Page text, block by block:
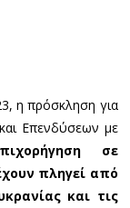
η πρόσκληση για
Επενδύσεων με
σε
πληγεί από
και τις